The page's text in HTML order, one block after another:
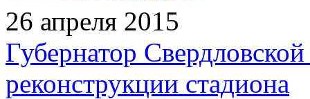
26 апреля 2015
Губернатор Свердловской
реконструкции стадиона